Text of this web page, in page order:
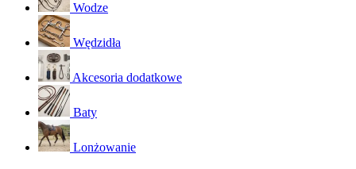
Wodze
Wędzidła
Akcesoria dodatkowe
Baty
Lonżowanie